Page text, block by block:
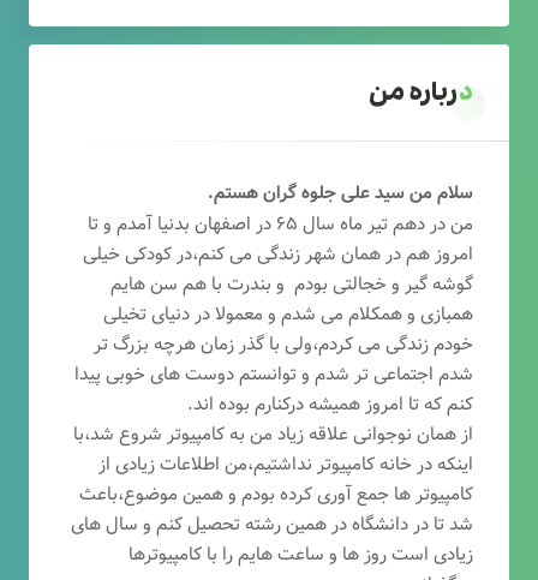
درباره من
سلام من سید علی جلوه گران هستم.
من در دهم تیر ماه سال ۶۵ در اصفهان بدنیا آمدم و تا
امروز هم در همان شهر زندگی می کنم،در کودکی خیلی
گوشه گیر و خجالتی بودم و بندرت با هم سن هایم
همبازی و همکلام می شدم و معمولا در دنیای تخیلی
خودم زندگی می کردم،ولی با گذر زمان هرچه بزرگ تر
شدم اجتماعی تر شدم و توانستم دوست های خوبی پیدا
کنم که تا امروز همیشه درکنارم بوده اند.
از همان نوجوانی علاقه زیاد من به کامپیوتر شروع شد،با
اینکه در خانه کامپیوتر نداشتیم،من اطلاعات زیادی از
کامپیوتر ها جمع آوری کرده بودم و همین موضوع،باعث
شد تا در دانشگاه در همین رشته تحصیل کنم و سال های
زیادی است روز ها و ساعت هایم را با کامپیوترها